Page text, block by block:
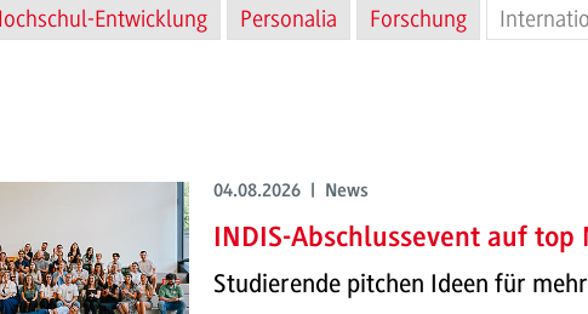
Entwicklung Personalia Forschung
04.08.2026 | News
INDIS-Abschlussevent auf top
Studierende pitchen Ideen für